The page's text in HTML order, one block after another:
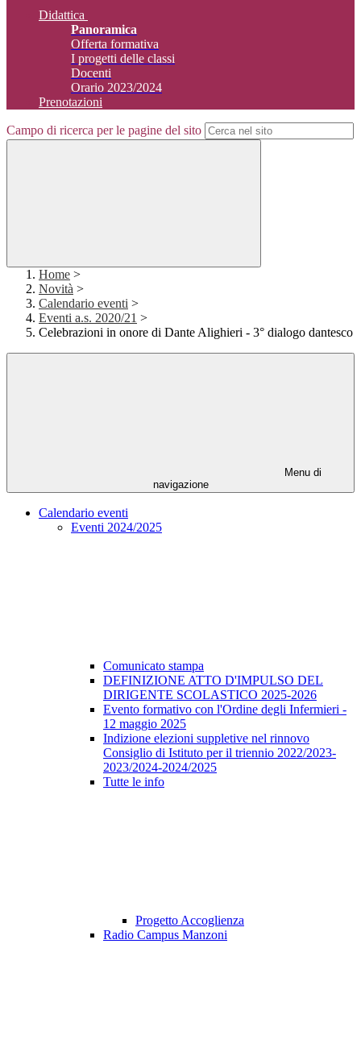
Didattica
Panoramica
Offerta formativa
I progetti delle classi
Docenti
Orario 2023/2024
Prenotazioni
Campo di ricerca per le pagine del sito
Home >
Novità >
Calendario eventi >
Eventi a.s. 2020/21 >
Celebrazioni in onore di Dante Alighieri - 3° dialogo dantesco
Menu di
navigazione
Calendario eventi
Eventi 2024/2025
Comunicato stampa
DEFINIZIONE ATTO D'IMPULSO DEL
DIRIGENTE SCOLASTICO 2025-2026
Evento formativo con l'Ordine degli Infermieri -
12 maggio 2025
Indizione elezioni suppletive nel rinnovo
Consiglio di Istituto per il triennio 2022/2023-
2023/2024-2024/2025
Tutte le info
Progetto Accoglienza
Radio Campus Manzoni